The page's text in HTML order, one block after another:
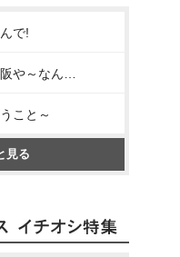
で!
こと～
見る